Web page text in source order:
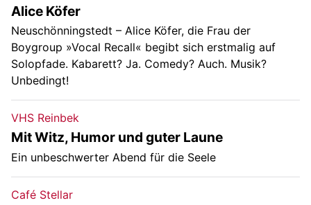
Alice Köfer
Neuschönningstedt – Alice Köfer, die Frau der
Boygroup »Vocal Recall« begibt sich erstmalig auf
Solopfade. Kabarett? Ja. Comedy? Auch. Musik?
Unbedingt!
VHS Reinbek
Mit Witz, Humor und guter Laune
Ein unbeschwerter Abend für die Seele
Café Stellar